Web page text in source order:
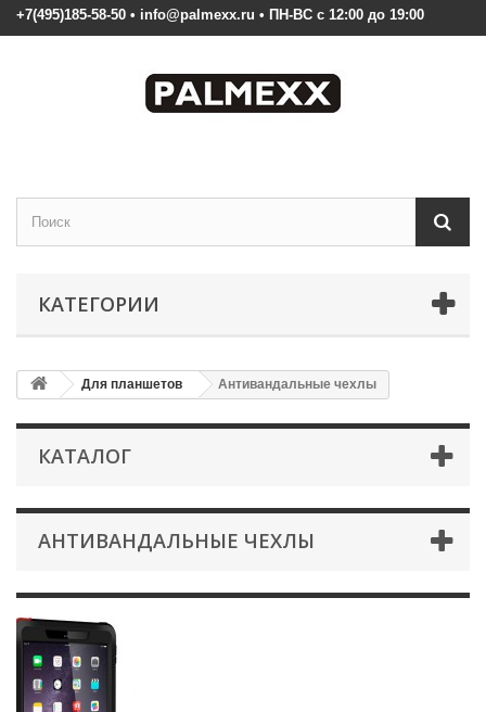
+7(495)185-58-50 • info@palmexx.ru • ПН-ВС с 12:00 до 19:00
КАТЕГОРИИ
Для планшетов Антивандальные чехлы
КАТАЛОГ
АНТИВАНДАЛЬНЫЕ ЧЕХЛЫ